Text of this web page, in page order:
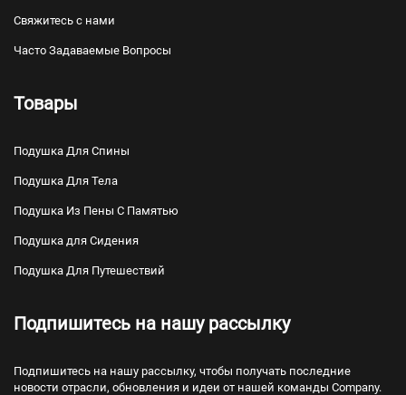
Свяжитесь с нами
Часто Задаваемые Вопросы
Товары
Подушка Для Спины
Подушка Для Тела
Подушка Из Пены С Памятью
Подушка для Сидения
Подушка Для Путешествий
Подпишитесь на нашу рассылку
Подпишитесь на нашу рассылку, чтобы получать последние
новости отрасли, обновления и идеи от нашей команды Company.